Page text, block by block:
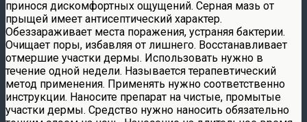
принося дискомфортных ощущений. Серная мазь от
прыщей имеет антисептический характер.
Обеззараживает места поражения, устраняя бактерии.
Очищает поры, избавляя от лишнего. Восстанавливает
отмершие участки дермы. Использовать нужно в
течение одной недели. Называется терапевтический
метод применения. Применять нужно соответственно
инструкции. Наносите препарат на чистые, промытые
участки дермы. Средство нужно наносить обязательно